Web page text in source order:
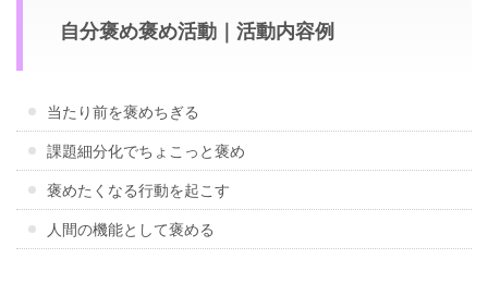
自分褒め褒め活動｜活動内容例
当たり前を褒めちぎる
課題細分化でちょこっと褒め
褒めたくなる行動を起こす
人間の機能として褒める